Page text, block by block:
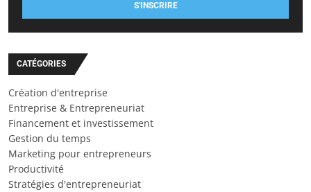
S'INSCRIRE
CATÉGORIES
Création d'entreprise
Entreprise & Entrepreneuriat
Financement et investissement
Gestion du temps
Marketing pour entrepreneurs
Productivité
Stratégies d'entrepreneuriat